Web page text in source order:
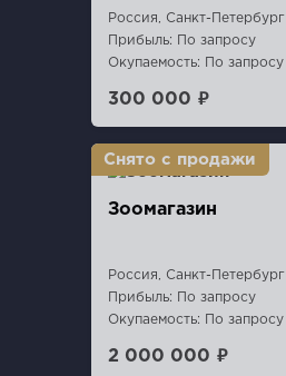
Россия, Санкт-Петербург
Прибыль: По запросу
Окупаемость: По запросу
300 000 ₽
Зоомагазин
Россия, Санкт-Петербург
Прибыль: По запросу
Окупаемость: По запросу
2 000 000 ₽